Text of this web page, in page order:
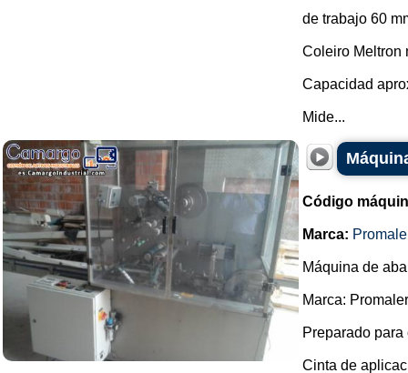
de trabajo 60
Coleiro Meltron
Capacidad
Mide...
Código
Marca:
Máquina de
Marca:
Preparado
Cinta de